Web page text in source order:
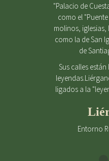
"Palacio de
como el
molinos,
como la de San
de
Sus calles
ligados a la
Entorno